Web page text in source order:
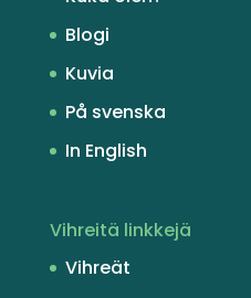
Blogi
Kuvia
På svenska
In English
Vihreitä linkkejä
Vihreät